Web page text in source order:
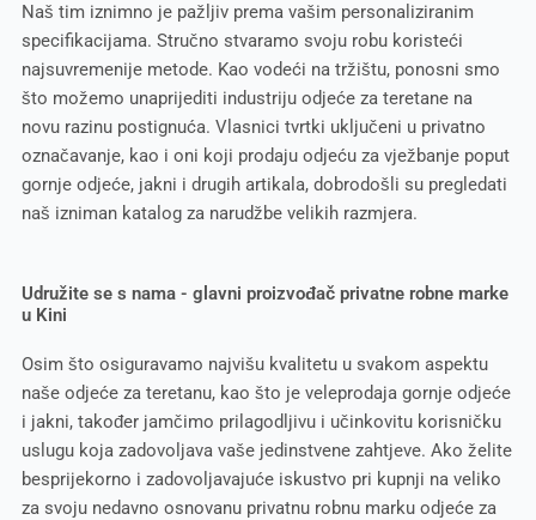
Naš tim iznimno je pažljiv prema vašim personaliziranim
specifikacijama. Stručno stvaramo svoju robu koristeći
najsuvremenije metode. Kao vodeći na tržištu, ponosni smo
što možemo unaprijediti industriju odjeće za teretane na
novu razinu postignuća. Vlasnici tvrtki uključeni u privatno
označavanje, kao i oni koji prodaju odjeću za vježbanje poput
gornje odjeće, jakni i drugih artikala, dobrodošli su pregledati
naš izniman katalog za narudžbe velikih razmjera.
Udružite se s nama - glavni proizvođač privatne robne marke
u Kini
Osim što osiguravamo najvišu kvalitetu u svakom aspektu
naše odjeće za teretanu, kao što je veleprodaja gornje odjeće
i jakni, također jamčimo prilagodljivu i učinkovitu korisničku
uslugu koja zadovoljava vaše jedinstvene zahtjeve. Ako želite
besprijekorno i zadovoljavajuće iskustvo pri kupnji na veliko
za svoju nedavno osnovanu privatnu robnu marku odjeće za